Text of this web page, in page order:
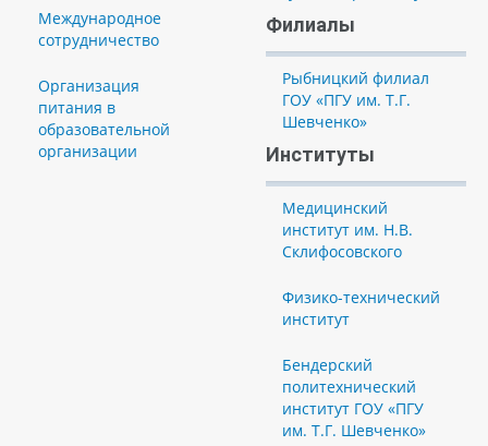
Международное
сотрудничество
Организация
питания в
образовательной
организации
Филиалы
Рыбницкий филиал
ГОУ «ПГУ им. Т.Г.
Шевченко»
Институты
Медицинский
институт им. Н.В.
Склифосовского
Физико-технический
институт
Бендерский
политехнический
институт ГОУ «ПГУ
им. Т.Г. Шевченко»